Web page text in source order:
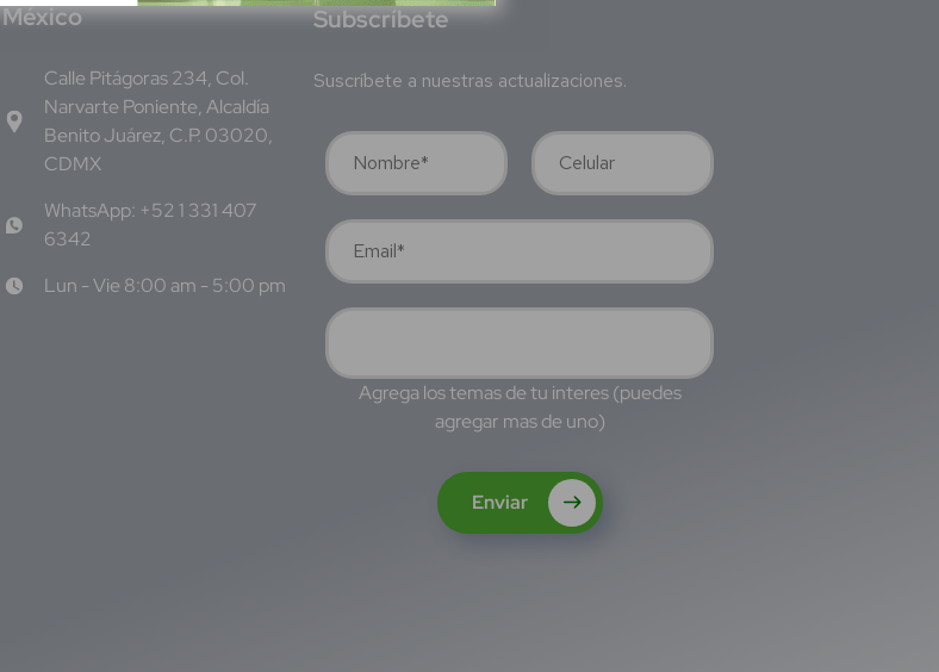
México
Calle Pitágoras 234, Col.
Narvarte Poniente, Alcaldía
Benito Juárez, C.P. 03020,
CDMX
WhatsApp: +52 1 331 407
6342
Lun - Vie 8:00 am - 5:00 pm
Subscríbete
Suscríbete a nuestras actualizaciones.
Agrega los temas de tu interes (puedes
agregar mas de uno)
Enviar